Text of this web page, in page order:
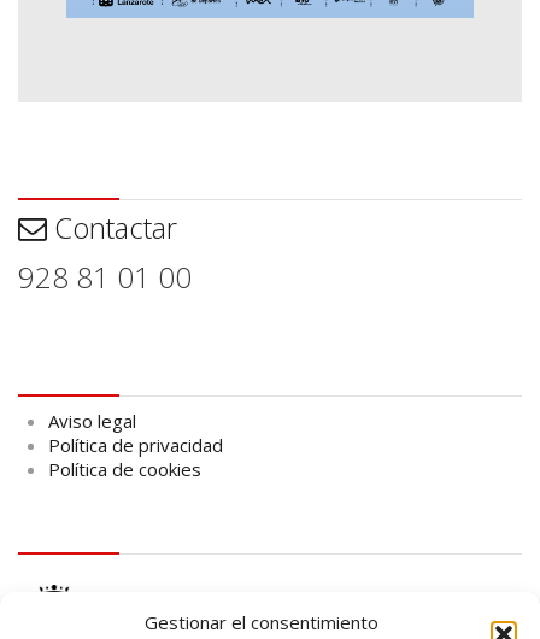
Gestionar el consentimiento
Contactar
928 81 01 00
Aviso legal
Política de privacidad
Política de cookies